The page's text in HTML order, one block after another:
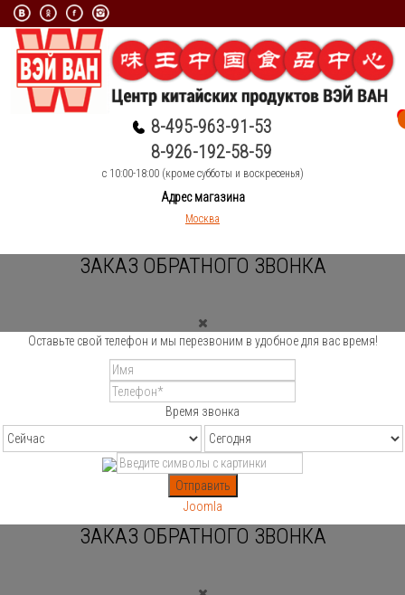
8-495-963-91-53
8-926-192-58-59
c 10:00-18:00 (кроме субботы и воскресенья)
Адрес магазина
Москва
ЗАКАЗ ОБРАТНОГО ЗВОНКА
Оставьте свой телефон и мы перезвоним в удобное для вас время!
Время звонка
Отправить
Joomla
ЗАКАЗ ОБРАТНОГО ЗВОНКА